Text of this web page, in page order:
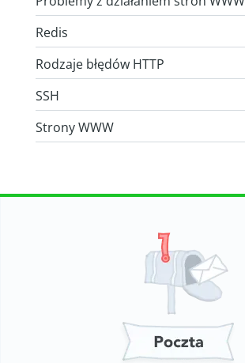
Redis
Rodzaje błędów HTTP
SSH
Strony WWW